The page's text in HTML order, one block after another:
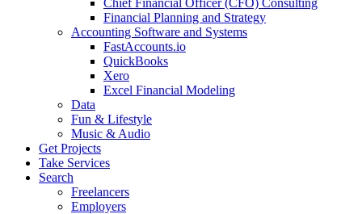
Chief Financial Officer (CFO) Consulting
Financial Planning and Strategy
Accounting Software and Systems
FastAccounts.io
QuickBooks
Xero
Excel Financial Modeling
Data
Fun & Lifestyle
Music & Audio
Get Projects
Take Services
Search
Freelancers
Employers